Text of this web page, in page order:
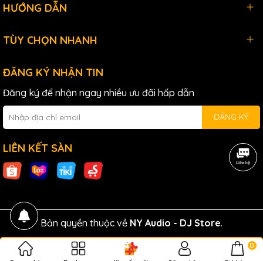
HƯỚNG DẪN
TÙY CHỌN NHANH
ĐĂNG KÝ NHẬN TIN
Đăng ký để nhận ngay nhiều ưu đãi hấp dẫn
ĐĂNG KÝ
LIÊN KẾT SÀN
Bản quyền thuộc về NY Audio - DJ Store.
0